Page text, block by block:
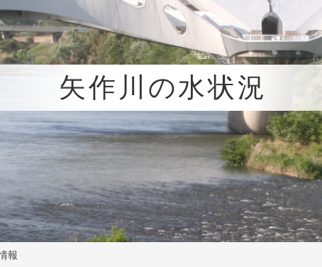
矢作川の水状況
報